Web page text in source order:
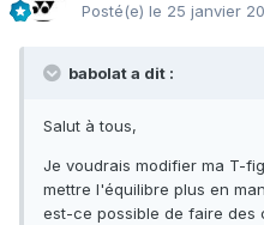
Posté(e) le 25 janvier
babolat a dit :
Salut à tous,
Je voudrais modifier ma T-
mettre l'équilibre plus en
est-ce possible de faire des